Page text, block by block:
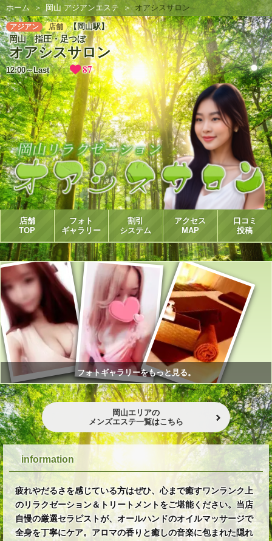
ホーム 岡山 アジアンエステ オアシスサロン
アジアン 店舗 【岡山駅】
岡山 指圧・足つぼ
オアシスサロン
12:00～Last 87
店舗
TOP
フォト
ギャラリー
割引
システム
アクセス
MAP
口コミ
投稿
フォトギャラリーをもっと見る。
岡山エリアの
メンズエステ一覧はこちら
information
疲れやだるさを感じている方はぜひ、心まで癒すワンランク上
のリラクゼーション＆トリートメントをご堪能ください。当店
自慢の厳選セラピストが、オールハンドのオイルマッサージで
全身を丁寧にケア。アロマの香りと癒しの音楽に包まれた隠れ